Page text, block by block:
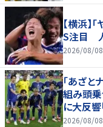
【横浜】
S注目 人
2026/08/
｢あざと
組み頭
に大反
る！」
2026/08/